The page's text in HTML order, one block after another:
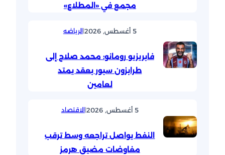
مجمع في «المطلاع»
5 أغسطس, 2026 |الرياضه
فابريزيو رومانو: محمد صلاح إلى
طرابزون سبور بعقد يمتد
لعامين
5 أغسطس, 2026 |الاقتصاد
النفط يواصل تراجعه وسط ترقب
مفاوضات مضيق هرمز